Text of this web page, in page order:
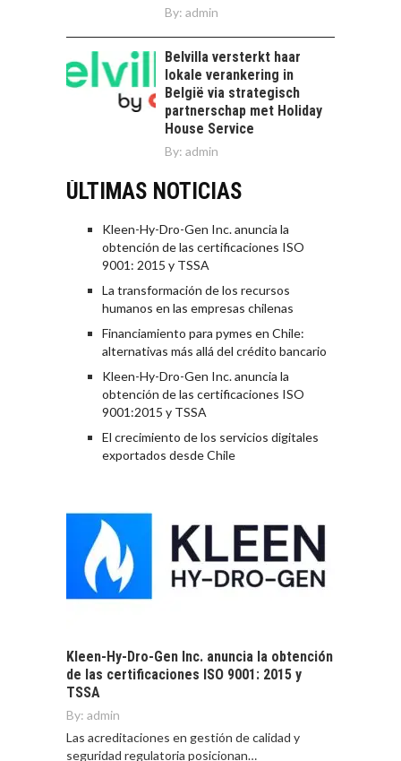
By: admin
Belvilla versterkt haar
lokale verankering in
België via strategisch
partnerschap met Holiday
House Service
By: admin
ÚLTIMAS NOTICIAS
Kleen-Hy-Dro-Gen Inc. anuncia la
obtención de las certificaciones ISO
9001: 2015 y TSSA
La transformación de los recursos
humanos en las empresas chilenas
Financiamiento para pymes en Chile:
alternativas más allá del crédito bancario
Kleen-Hy-Dro-Gen Inc. anuncia la
obtención de las certificaciones ISO
9001:2015 y TSSA
El crecimiento de los servicios digitales
exportados desde Chile
Kleen-Hy-Dro-Gen Inc. anuncia la obtención
de las certificaciones ISO 9001: 2015 y
TSSA
By: admin
Las acreditaciones en gestión de calidad y
seguridad regulatoria posicionan…